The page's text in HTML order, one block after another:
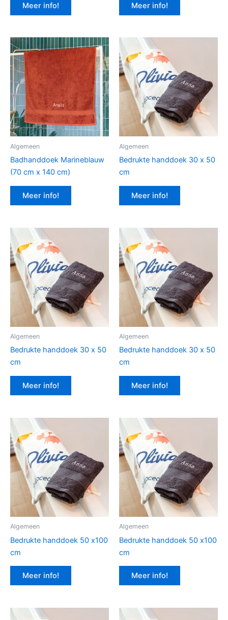
Meer info! Meer info!
Algemeen
Badhanddoek Marineblauw
(70 cm x 140 cm)
Meer info!
Algemeen
Bedrukte handdoek 30 x 50
cm
Meer info!
Algemeen
Bedrukte handdoek 30 x 50
cm
Meer info!
Algemeen
Bedrukte handdoek 30 x 50
cm
Meer info!
Algemeen
Bedrukte handdoek 50 x100
cm
Meer info!
Algemeen
Bedrukte handdoek 50 x100
cm
Meer info!